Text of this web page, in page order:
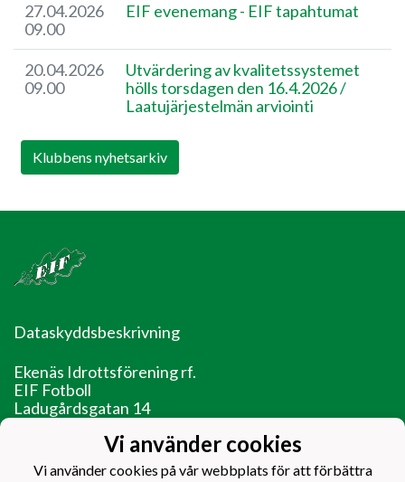
27.04.2026
09.00
EIF evenemang - EIF tapahtumat
20.04.2026
09.00
Utvärdering av kvalitetssystemet
hölls torsdagen den 16.4.2026 / ​
Laatujärjestelmän arviointi
Klubbens nyhetsarkiv
Dataskyddsbeskrivning
Ekenäs Idrottsförening rf.
EIF Fotboll
Ladugårdsgatan 14
EIF - Laget före jaget!
Vi använder cookies
Vi använder cookies på vår webbplats för att förbättra